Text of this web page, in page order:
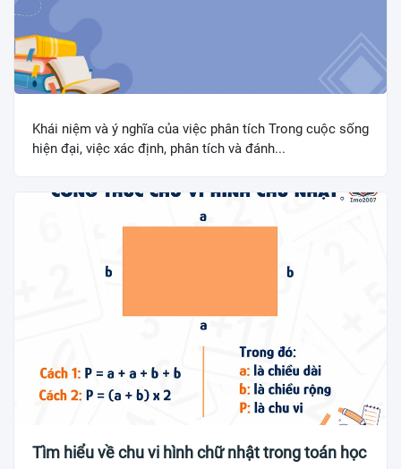
Khái niệm và ý nghĩa của việc phân tích Trong cuộc sống
hiện đại, việc xác định, phân tích và đánh...
Tìm hiểu về chu vi hình chữ nhật trong toán học